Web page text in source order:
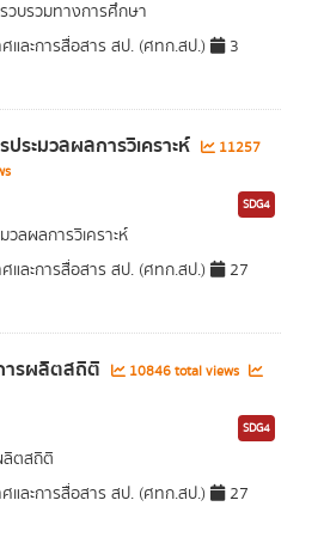
วบรวมทางการศึกษา
และการสื่อสาร สป. (ศทก.สป.)
3
ระมวลผลการวิเคราะห์
11257
SDG4
ลผลการวิเคราะห์
และการสื่อสาร สป. (ศทก.สป.)
27
ารผลิตสถิติ
10846 total views
SDG4
ลิตสถิติ
และการสื่อสาร สป. (ศทก.สป.)
27